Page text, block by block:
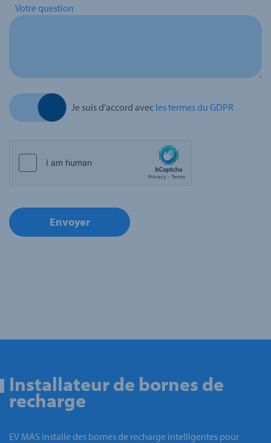
Votre question
Je suis d'accord avec les termes du GDPR
Envoyer
Installateur de bornes de
recharge
EV MAS installe des bornes de recharge intelligentes pour